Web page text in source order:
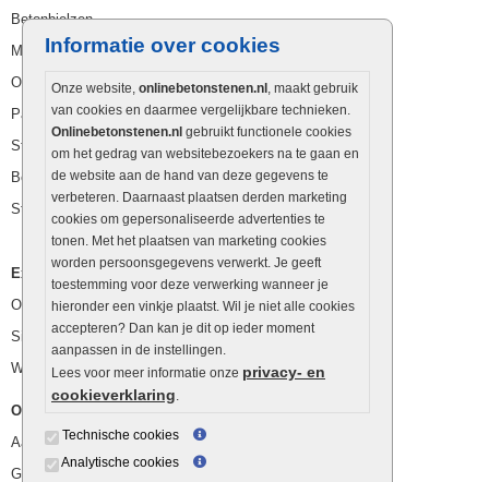
Informatie over cookies
Onze website, onlinebetonstenen.nl , maakt gebruik
van cookies en daarmee vergelijkbare technieken.
Onlinebetonstenen.nl gebruikt functionele cookies
om het gedrag van websitebezoekers na te gaan en
de website aan de hand van deze gegevens te
verbeteren. Daarnaast plaatsen derden marketing
cookies om gepersonaliseerde advertenties te
tonen. Met het plaatsen van marketing cookies
worden persoonsgegevens verwerkt. Je geeft
toestemming voor deze verwerking wanneer je
hieronder een vinkje plaatst. Wil je niet alle cookies
accepteren? Dan kan je dit op ieder moment
aanpassen in de instellingen.
Lees voor meer informatie onze privacy- en
cookieverklaring.
Technische cookies
Analytische cookies
Betonbielzen
Muurstenen
Opsluitbanden
Palissaden
Stapelblokken
Betonblokken
Stapelstenen
Extra benodigdheden
Ophoogzand
Siergrind en siersplit
Waterafvoer
Overig
Aanbiedingen
Goedkope bestrating